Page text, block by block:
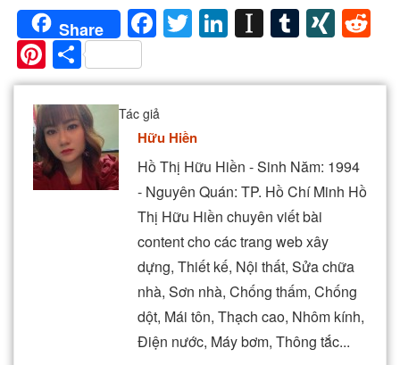
Share Facebook
Twitter
LinkedIn
Instapaper
Tumblr
Pinterest
Share
Tác giả
Hữu Hiền
Hồ Thị Hữu Hiền - Sinh Năm: 1994
- Nguyên Quán: TP. Hồ Chí Minh Hồ
Thị Hữu Hiền chuyên viết bài
content cho các trang web xây
dựng, Thiết kế, Nội thất, Sửa chữa
nhà, Sơn nhà, Chống thấm, Chống
dột, Mái tôn, Thạch cao, Nhôm kính,
Điện nước, Máy bơm, Thông tắc...